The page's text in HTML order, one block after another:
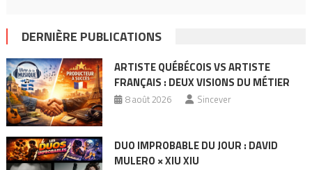
DERNIÈRE PUBLICATIONS
ARTISTE QUÉBÉCOIS VS ARTISTE
FRANÇAIS : DEUX VISIONS DU MÉTIER
8 août 2026 Sincever
DUO IMPROBABLE DU JOUR : DAVID
MULERO × XIU XIU